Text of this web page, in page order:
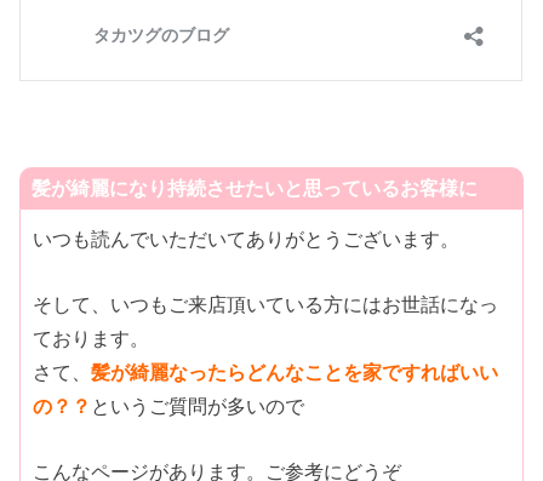
髪が綺麗になり持続させたいと思っているお客様に
いつも読んでいただいてありがとうございます。
そして、いつもご来店頂いている方にはお世話になっ
ております。
さて、髪が綺麗なったらどんなことを家ですればいい
の？？ というご質問が多いので
こんなページがあります。ご参考にどうぞ